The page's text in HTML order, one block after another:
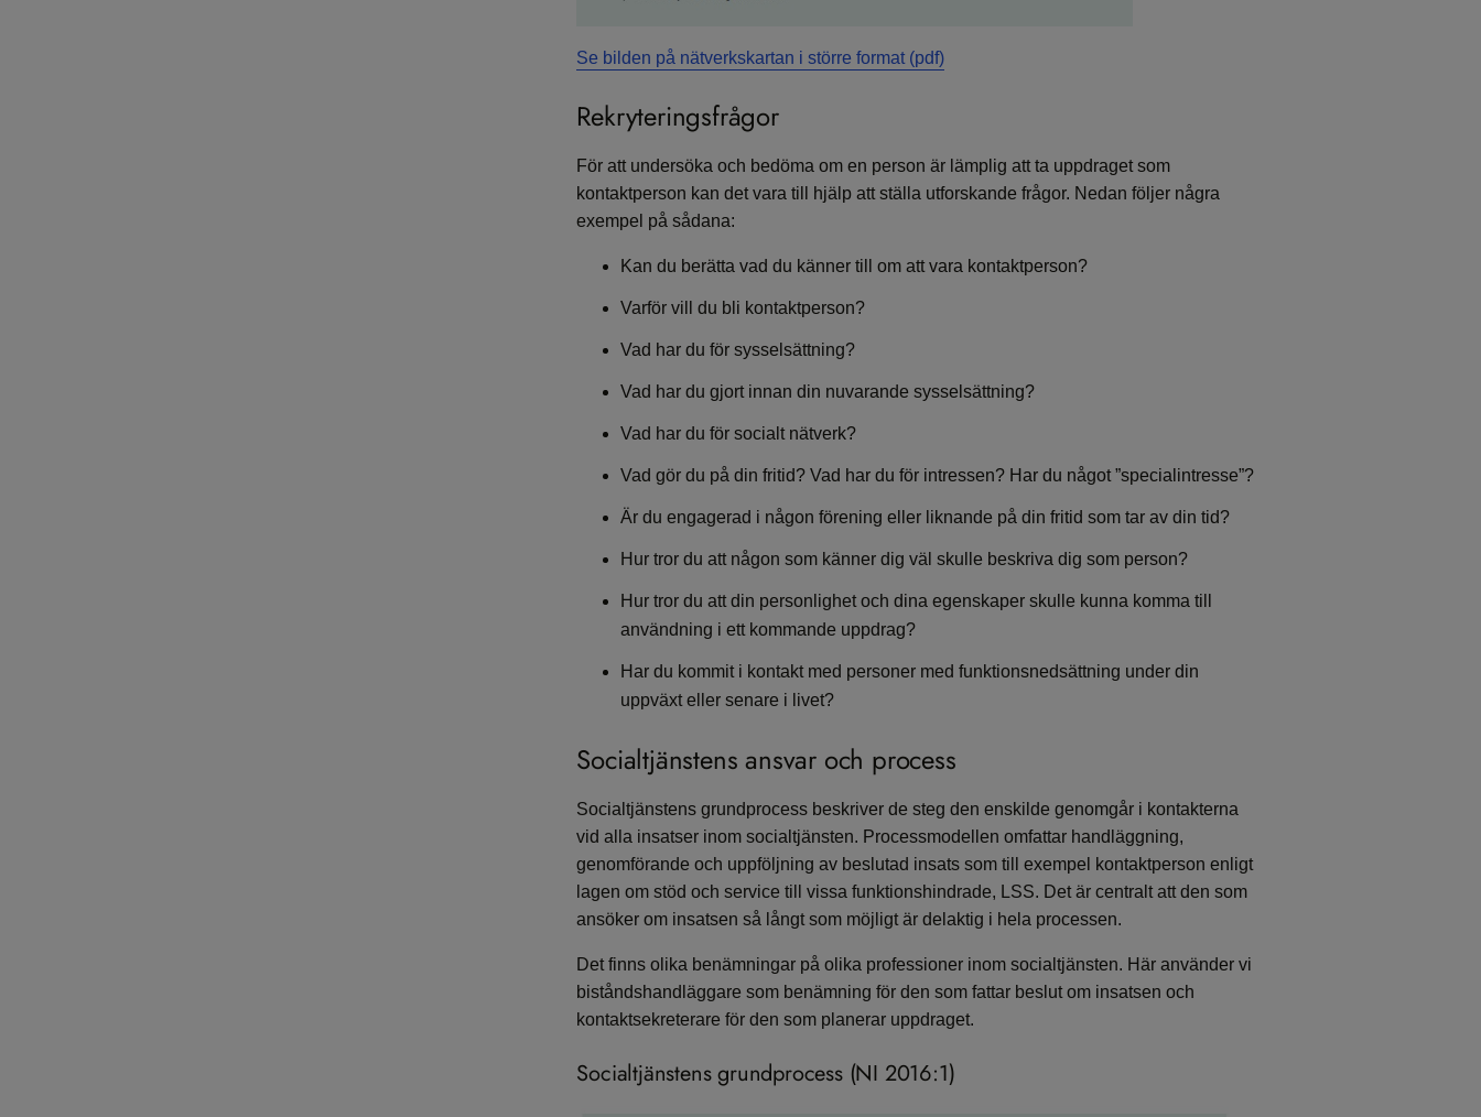
Se bilden på nätverkskartan i större format (pdf)
Rekryteringsfrågor
För att undersöka och bedöma om en person är lämplig att ta uppdraget som
kontaktperson kan det vara till hjälp att ställa utforskande frågor. Nedan följer några
exempel på sådana:
Kan du berätta vad du känner till om att vara kontaktperson?
Varför vill du bli kontaktperson?
Vad har du för sysselsättning?
Vad har du gjort innan din nuvarande sysselsättning?
Vad har du för socialt nätverk?
Vad gör du på din fritid? Vad har du för intressen? Har du något ”specialintresse”?
Är du engagerad i någon förening eller liknande på din fritid som tar av din tid?
Hur tror du att någon som känner dig väl skulle beskriva dig som person?
Hur tror du att din personlighet och dina egenskaper skulle kunna komma till
användning i ett kommande uppdrag?
Har du kommit i kontakt med personer med funktionsnedsättning under din
uppväxt eller senare i livet?
Socialtjänstens ansvar och process
Socialtjänstens grundprocess beskriver de steg den enskilde genomgår i kontakterna
vid alla insatser inom socialtjänsten. Processmodellen omfattar handläggning,
genomförande och uppföljning av beslutad insats som till exempel kontaktperson enligt
lagen om stöd och service till vissa funktionshindrade, LSS. Det är centralt att den som
ansöker om insatsen så långt som möjligt är delaktig i hela processen.
Det finns olika benämningar på olika professioner inom socialtjänsten. Här använder vi
biståndshandläggare som benämning för den som fattar beslut om insatsen och
kontaktsekreterare för den som planerar uppdraget.
Socialtjänstens grundprocess (NI 2016:1)